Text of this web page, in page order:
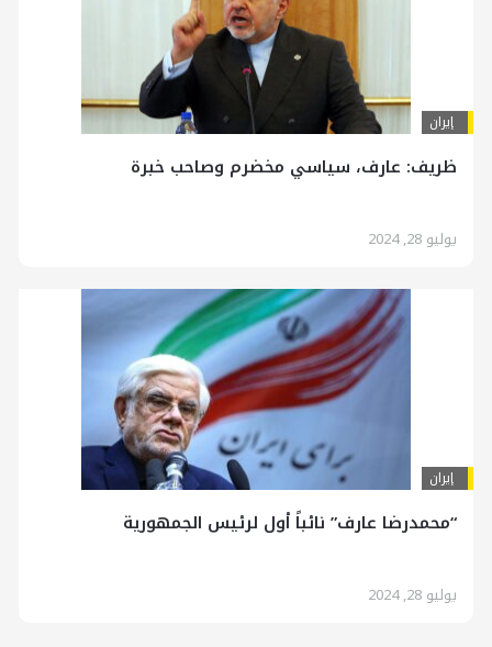
إيران
ظریف: عارف، سياسي مخضرم وصاحب خبرة
يوليو 28, 2024
إيران
“محمدرضا عارف” نائباً أول لرئيس الجمهورية
يوليو 28, 2024